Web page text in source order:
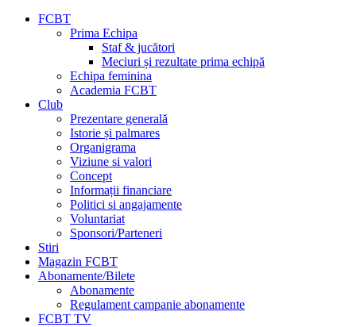
FCBT
Prima Echipa
Staf & jucători
Meciuri și rezultate prima echipă
Echipa feminina
Academia FCBT
Club
Prezentare generală
Istorie și palmares
Organigrama
Viziune si valori
Concept
Informații financiare
Politici si angajamente
Voluntariat
Sponsori/Parteneri
Stiri
Magazin FCBT
Abonamente/Bilete
Abonamente
Regulament campanie abonamente
FCBT TV